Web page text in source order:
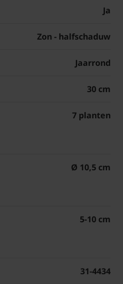
Ja
Zon - halfschaduw
Jaarrond
30 cm
7 planten
Ø 10,5 cm
5-10 cm
31-4434